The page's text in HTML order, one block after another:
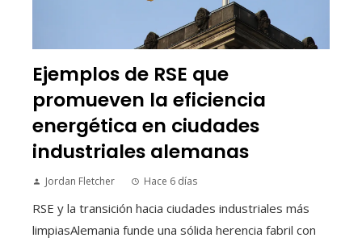
Ejemplos de RSE que
promueven la eficiencia
energética en ciudades
industriales alemanas
Jordan Fletcher Hace 6 días
RSE y la transición hacia ciudades industriales más
limpiasAlemania funde una sólida herencia fabril con